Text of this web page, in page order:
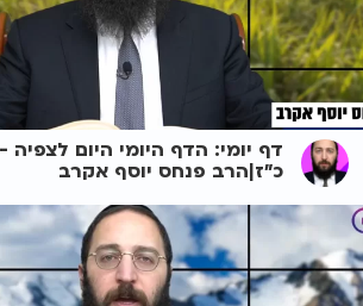
דף יומי: הדף היומי היום לצפיה
כ"ז|הרב פנחס יוסף אקרב